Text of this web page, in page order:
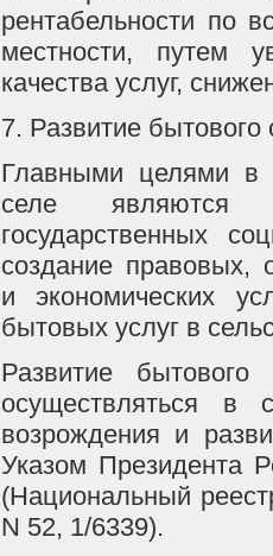
рентабельности по
местности, путем
качества услуг,
7. Развитие
Главными целями в
селе являются
государственных
создание правовых,
и экономических
бытовых услуг в
Развитие
осуществляться в
возрождения и
Указом Президента
(Национальный
N 52, 1/6339).